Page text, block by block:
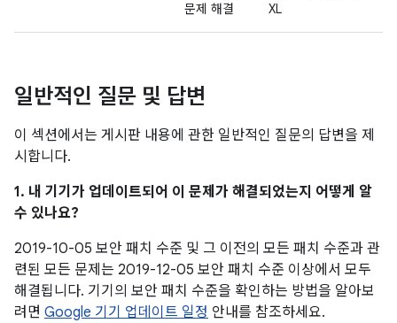
문제 해결
XL
일반적인 질문 및 답변
이 섹션에서는 게시판 내용에 관한 일반적인 질문의 답변을 제
시합니다.
1. 내 기기가 업데이트되어 이 문제가 해결되었는지 어떻게 알
수 있나요?
2019-10-05 보안 패치 수준 및 그 이전의 모든 패치 수준과 관
련된 모든 문제는 2019-12-05 보안 패치 수준 이상에서 모두
해결됩니다. 기기의 보안 패치 수준을 확인하는 방법을 알아보
려면 Google 기기 업데이트 일정 안내를 참조하세요.